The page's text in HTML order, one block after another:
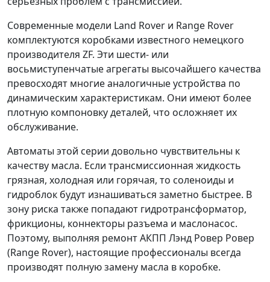
Современные модели Land Rover и Range Rover
комплектуются коробками известного немецкого
производителя ZF. Эти шести- или
восьмиступенчатые агрегаты высочайшего качества
превосходят многие аналогичные устройства по
динамическим характеристикам. Они имеют более
плотную компоновку деталей, что осложняет их
обслуживание.
Автоматы этой серии довольно чувствительны к
качеству масла. Если трансмиссионная жидкость
грязная, холодная или горячая, то соленоиды и
гидроблок будут изнашиваться заметно быстрее. В
зону риска также попадают гидротрансформатор,
фрикционы, коннекторы разъема и маслонасос.
Поэтому, выполняя ремонт АКПП Лэнд Ровер Ровер
(Range Rover), настоящие профессионалы всегда
производят полную замену масла в коробке.